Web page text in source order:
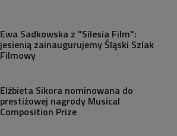
Ewa Sadkowska z "Silesia Film":
jesienią zainaugurujemy Śląski Szlak
Filmowy
Elżbieta Sikora nominowana do
prestiżowej nagrody Musical
Composition Prize